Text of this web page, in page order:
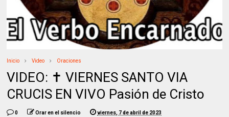
Inicio Video Oraciones
VIDEO: ✝️ VIERNES SANTO VIA
CRUCIS EN VIVO Pasión de Cristo
0 Orar en el silencio viernes, 7 de abril de 2023